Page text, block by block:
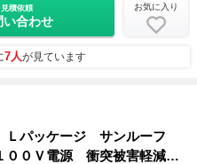
積依頼
い合わせ
お気に入り
7人が見ています
Ｌパッケージ サンルーフ
０Ｖ電源 衝突被害軽減シ